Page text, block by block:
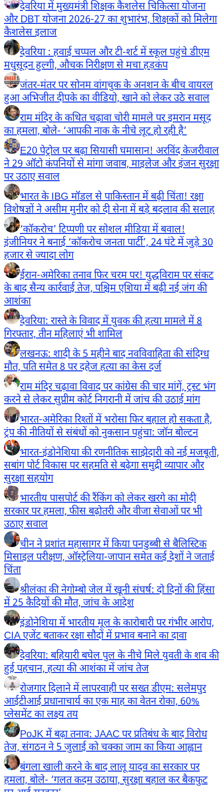
देवरिया में मुख्यमंत्री शिक्षक कैशलेस चिकित्सा योजना
और DBT योजना 2026-27 का शुभारंभ, शिक्षकों को मिलेगा
कैशलेस इलाज
देवरिया : हवाई चप्पल और टी-शर्ट में स्कूल पहुंचे डीएम
मधुसूदन हुल्गी, औचक निरीक्षण से मचा हड़कंप
जंतर-मंतर पर सोनम वांगचुक के अनशन के बीच वायरल
हुआ अभिजीत दीपके का वीडियो, खाने को लेकर उठे सवाल
राम मंदिर के कथित चढ़ावा चोरी मामले पर इमरान मसूद
का हमला, बोले- ‘आपकी नाक के नीचे लूट हो रही है’
E20 पेट्रोल पर बढ़ा सियासी घमासान! अरविंद केजरीवाल
ने 29 ऑटो कंपनियों से मांगा जवाब, माइलेज और इंजन सुरक्षा
पर उठाए सवाल
भारत के IBG मॉडल से पाकिस्तान में बढ़ी चिंता! रक्षा
विशेषज्ञों ने असीम मुनीर को दी सेना में बड़े बदलाव की सलाह
‘कॉकरोच’ टिप्पणी पर सोशल मीडिया में बवाल!
इंजीनियर ने बनाई ‘कॉकरोच जनता पार्टी’, 24 घंटे में जुड़े 30
हजार से ज्यादा लोग
ईरान-अमेरिका तनाव फिर चरम पर! युद्धविराम पर संकट
के बाद सैन्य कार्रवाई तेज, पश्चिम एशिया में बढ़ी नई जंग की
आशंका
देवरिया: रास्ते के विवाद में युवक की हत्या मामले में 8
गिरफ्तार, तीन महिलाएं भी शामिल
लखनऊ: शादी के 5 महीने बाद नवविवाहिता की संदिग्ध
मौत, पति समेत 8 पर दहेज हत्या का केस दर्ज
राम मंदिर चढ़ावा विवाद पर कांग्रेस की चार मांगें, ट्रस्ट भंग
करने से लेकर सुप्रीम कोर्ट निगरानी में जांच की उठाई मांग
भारत-अमेरिका रिश्तों में भरोसा फिर बहाल हो सकता है,
ट्रंप की नीतियों से संबंधों को नुकसान पहुंचा: जॉन बोल्टन
भारत-इंडोनेशिया की रणनीतिक साझेदारी को नई मजबूती,
सबांग पोर्ट विकास पर सहमति से बढ़ेगा समुद्री व्यापार और
सुरक्षा सहयोग
भारतीय पासपोर्ट की रैंकिंग को लेकर खरगे का मोदी
सरकार पर हमला, फीस बढ़ोतरी और वीजा सेवाओं पर भी
उठाए सवाल
चीन ने प्रशांत महासागर में किया पनडुब्बी से बैलिस्टिक
मिसाइल परीक्षण, ऑस्ट्रेलिया-जापान समेत कई देशों ने जताई
चिंता
श्रीलंका की नेगोम्बो जेल में खूनी संघर्ष: दो दिनों की हिंसा
में 25 कैदियों की मौत, जांच के आदेश
इंडोनेशिया में भारतीय मूल के कारोबारी पर गंभीर आरोप,
CIA एजेंट बताकर रक्षा सौदों में प्रभाव बनाने का दावा
देवरिया: बहियारी बघेल पुल के नीचे मिले युवती के शव की
हुई पहचान, हत्या की आशंका में जांच तेज
रोजगार दिलाने में लापरवाही पर सख्त डीएम: सलेमपुर
आईटीआई प्रधानाचार्य का एक माह का वेतन रोका, 60%
प्लेसमेंट का लक्ष्य तय
PoJK में बढ़ा तनाव: JAAC पर प्रतिबंध के बाद विरोध
तेज, संगठन ने 5 जुलाई को चक्का जाम का किया आह्वान
बंगला खाली करने के बाद लालू यादव का सरकार पर
हमला, बोले- ‘गलत कदम उठाया, सुरक्षा बहाल कर बैकफुट